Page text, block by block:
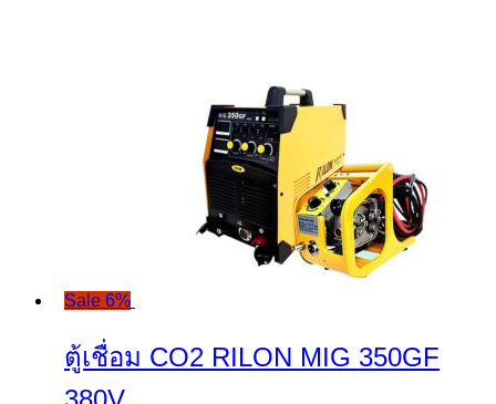
Sale 6%
ตู้เชื่อม CO2 RILON MIG 350GF